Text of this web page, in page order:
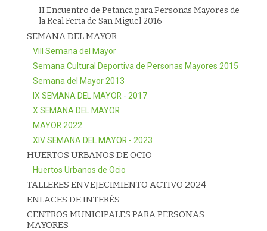
II Encuentro de Petanca para Personas Mayores de
la Real Feria de San Miguel 2016
SEMANA DEL MAYOR
VIII Semana del Mayor
Semana Cultural Deportiva de Personas Mayores 2015
Semana del Mayor 2013
IX SEMANA DEL MAYOR - 2017
X SEMANA DEL MAYOR
MAYOR 2022
XIV SEMANA DEL MAYOR - 2023
HUERTOS URBANOS DE OCIO
Huertos Urbanos de Ocio
TALLERES ENVEJECIMIENTO ACTIVO 2024
ENLACES DE INTERÉS
CENTROS MUNICIPALES PARA PERSONAS
MAYORES